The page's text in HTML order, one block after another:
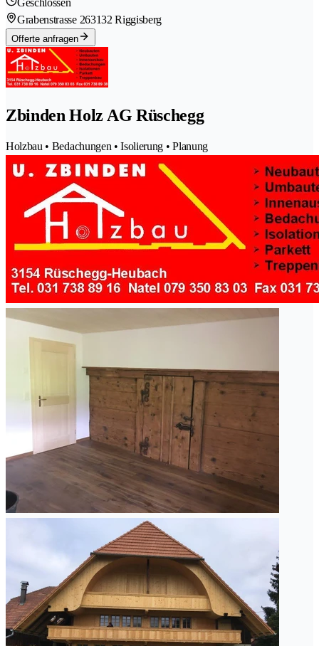
Geschlossen
Grabenstrasse 263132 Riggisberg
Offerte anfragen
Zbinden Holz AG Rüschegg
Holzbau • Bedachungen • Isolierung • Planung